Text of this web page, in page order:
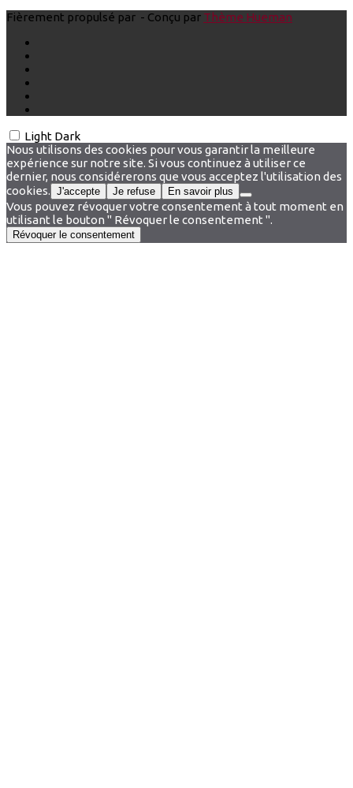
Fièrement propulsé par - Conçu par Thème Hueman
Light Dark
Nous utilisons des cookies pour vous garantir la meilleure
expérience sur notre site. Si vous continuez à utiliser ce
dernier, nous considérerons que vous acceptez l'utilisation des
cookies. J'accepte Je refuse En savoir plus
Vous pouvez révoquer votre consentement à tout moment en
utilisant le bouton " Révoquer le consentement ".
Révoquer le consentement